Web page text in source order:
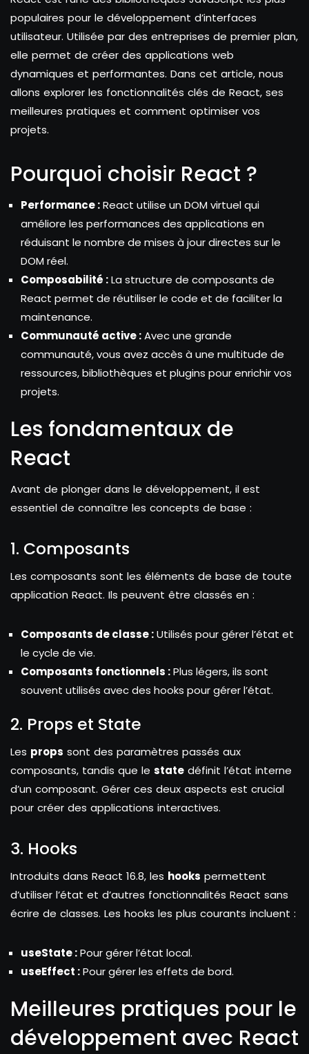
populaires pour le développement d’interfaces
utilisateur. Utilisée par des entreprises de premier plan,
elle permet de créer des applications web
dynamiques et performantes. Dans cet article, nous
allons explorer les fonctionnalités clés de React, ses
meilleures pratiques et comment optimiser vos
projets.
Pourquoi choisir React ?
Performance :React utilise un DOM virtuel qui
améliore les performances des applications en
réduisant le nombre de mises à jour directes sur le
DOM réel.
Composabilité :La structure de composants de
React permet de réutiliser le code et de faciliter la
maintenance.
Communauté active :Avec une grande
communauté, vous avez accès à une multitude de
ressources, bibliothèques et plugins pour enrichir vos
projets.
Les fondamentaux de
React
Avant de plonger dans le développement, il est
essentiel de connaître les concepts de base :
1. Composants
Les composants sont les éléments de base de toute
application React. Ils peuvent être classés en :
Composants de classe :Utilisés pour gérer l’état et
le cycle de vie.
Composants fonctionnels :Plus légers, ils sont
souvent utilisés avec des hooks pour gérer l’état.
2. Props et State
Les props sont des paramètres passés aux
composants, tandis que le state définit l’état interne
d’un composant. Gérer ces deux aspects est crucial
pour créer des applications interactives.
3. Hooks
Introduits dans React 16.8, les hooks permettent
d’utiliser l’état et d’autres fonctionnalités React sans
écrire de classes. Les hooks les plus courants incluent :
useState :Pour gérer l’état local.
useEffect :Pour gérer les effets de bord.
Meilleures pratiques pour le
développement avec React